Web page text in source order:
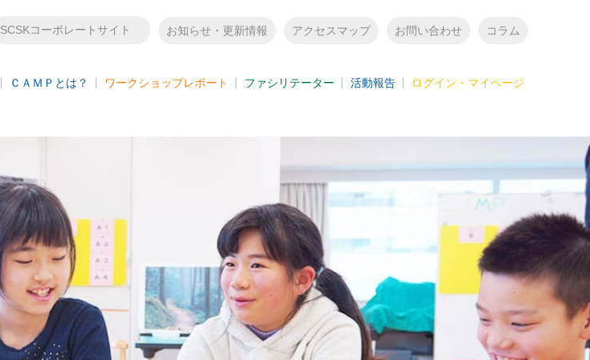
SCSKコーポレートサイト お知らせ・更新情報 アクセスマップ お問い合わせ コラム
ＣＡＭＰとは？ ワークショップレポート ファシリテーター 活動報告 ログイン・マイページ